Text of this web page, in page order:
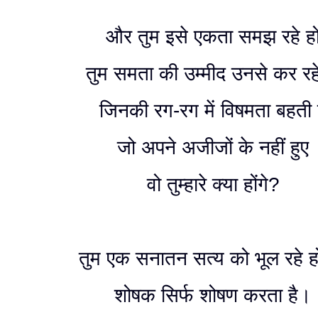
और तुम इसे एकता समझ रहे
तुम समता की उम्मीद उनसे कर
जिनकी रग-रग में विषमता बहती
जो अपने अजीजों के नहीं हुए
वो तुम्हारे क्या होंगे?
तुम एक सनातन सत्य को भूल रहे
शोषक सिर्फ शोषण करता है।